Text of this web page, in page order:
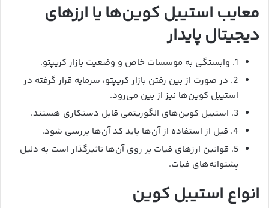
معایب استیبل کوین‌ها یا ارزهای
دیجیتال پایدار
1. وابستگی به موسسات خاص و وضعیت بازار کریپتو.
2. در صورت از بین رفتن بازار کریپتو، سرمایه قرار گرفته در
استیبل کوین‌ها نیز از بین می‌رود.
3. استیبل کوین‌های الگوریتمی قابل دستکاری هستند.
4. قبل از استفاده از آن‌ها باید کد آن‌ها بررسی شود.
5. قوانین ارزهای فیات بر روی آن‌ها تاثیرگذار است به دلیل
پشتوانه‌های فیات.
انواع استیبل کوین